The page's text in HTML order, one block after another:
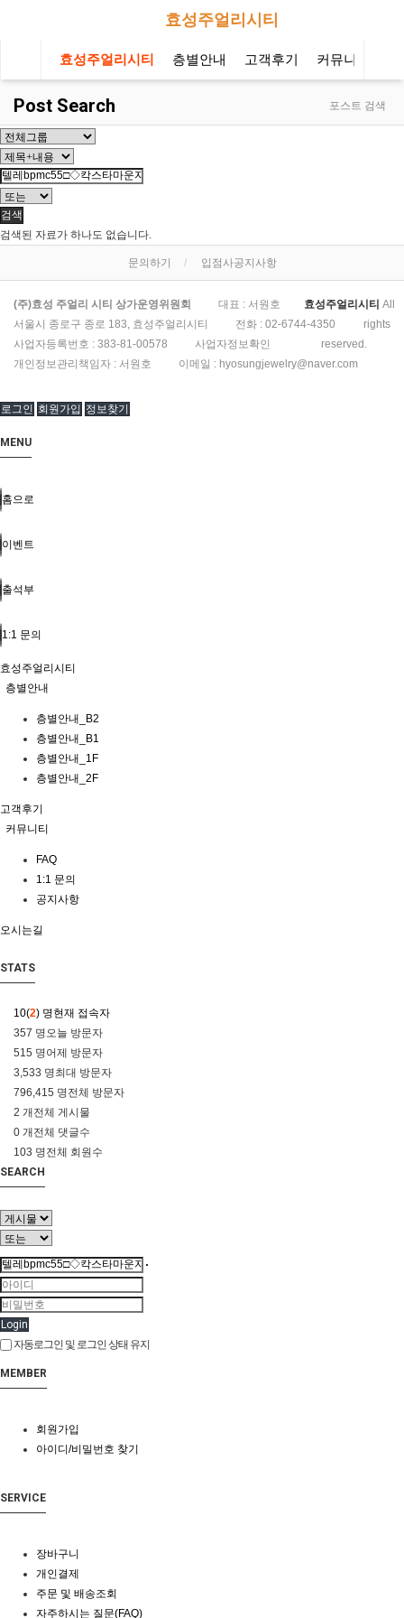
효성주얼리시티
효성주얼리시티 층별안내 고객후기 커뮤니티
Post Search 포스트 검색
검색
검색된 자료가 하나도 없습니다.
문의하기 입점사공지사항
(주)효성 주얼리 시티 상가운영위원회
대표 : 서원호
서울시 종로구 종로 183, 효성주얼리시티
전화 : 02-6744-4350
사업자등록번호 : 383-81-00578
사업자정보확인
개인정보관리책임자 : 서원호
이메일 : hyosungjewelry@naver.com
효성주얼리시티 All
rights
reserved.
로그인 회원가입 정보찾기
MENU
홈으로
이벤트
출석부
1:1 문의
효성주얼리시티
층별안내
층별안내_B2
층별안내_B1
층별안내_1F
층별안내_2F
고객후기
커뮤니티
FAQ
1:1 문의
공지사항
오시는길
STATS
10(2) 명현재 접속자
357 명오늘 방문자
515 명어제 방문자
3,533 명최대 방문자
796,415 명전체 방문자
2 개 전체 게시물
0 개 전체 댓글수
103 명전체 회원수
SEARCH
Login
자동로그인 및 로그인 상태 유지
MEMBER
회원가입
아이디/비밀번호 찾기
SERVICE
장바구니
개인결제
주문 및 배송조회
자주하시는 질문(FAQ)